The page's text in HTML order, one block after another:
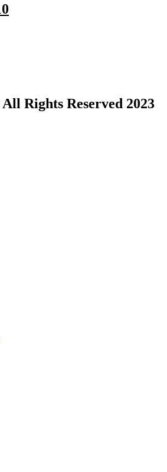
Rights Reserved 2023